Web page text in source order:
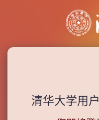
清华大学用